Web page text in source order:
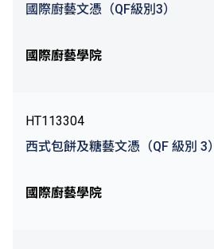
國際廚藝文憑（QF級別3）
國際廚藝學院
HT113304
西式包餅及糖藝文憑（QF 級別 3）
國際廚藝學院